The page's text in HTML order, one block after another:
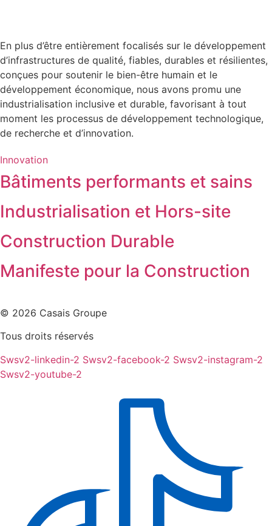
En plus d’être entièrement focalisés sur le développement
d’infrastructures de qualité, fiables, durables et résilientes,
conçues pour soutenir le bien-être humain et le
développement économique, nous avons promu une
industrialisation inclusive et durable, favorisant à tout
moment les processus de développement technologique,
de recherche et d’innovation.
Innovation
Bâtiments performants et sains
Industrialisation et Hors-site
Construction Durable
Manifeste pour la Construction
© 2026 Casais Groupe
Tous droits réservés
Swsv2-linkedin-2 Swsv2-facebook-2 Swsv2-instagram-2
Swsv2-youtube-2